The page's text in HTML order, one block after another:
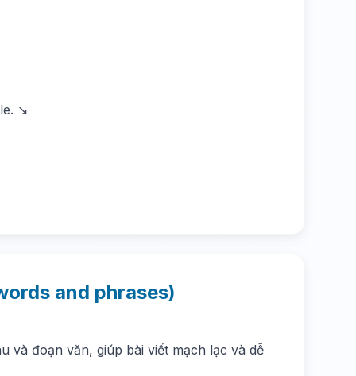
↘
and phrases)
và đoạn văn, giúp bài viết mạch lạc và dễ